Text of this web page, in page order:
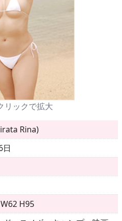
ュー
リックで拡大
Rina)
日
H95